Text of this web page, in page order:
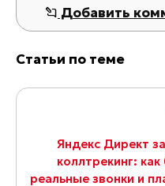
Добавить
Статьи по теме
Яндекс Директ
коллтрекинг:
реальные звонки и